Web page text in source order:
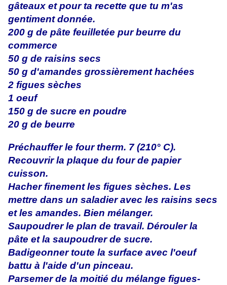
gâteaux et pour ta recette que tu m'as
gentiment donnée.
200 g de pâte feuilletée pur beurre du
commerce
50 g de raisins secs
50 g d'amandes grossièrement hachées
2 figues sèches
1 oeuf
150 g de sucre en poudre
20 g de beurre
Préchauffer le four therm. 7 (210° C).
Recouvrir la plaque du four de papier
cuisson.
Hacher finement les figues sèches. Les
mettre dans un saladier avec les raisins secs
et les amandes. Bien mélanger.
Saupoudrer le plan de travail. Dérouler la
pâte et la saupoudrer de sucre.
Badigeonner toute la surface avec l'oeuf
battu à l'aide d'un pinceau.
Parsemer de la moitié du mélange figues-